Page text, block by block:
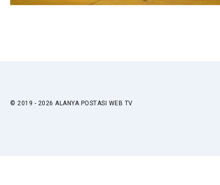
© 2019 - 2026 ALANYA POSTASI WEB TV